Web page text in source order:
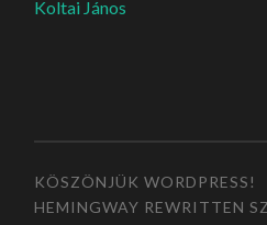
Koltai János
KÖSZÖNJÜK WORDPRESS!
HEMINGWAY REWRITTEN